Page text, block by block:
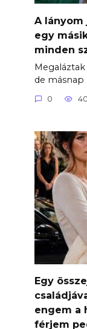
A lányom
egy
minden
de másnap
0
Egy
engem a
férjem